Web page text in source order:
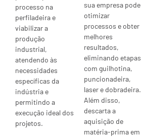
processo na
perfiladeira e
viabilizar a
produção
industrial,
atendendo às
necessidades
específicas da
indústria e
permitindo a
execução ideal dos
projetos.
sua empresa pode
otimizar
processos e obter
melhores
resultados,
eliminando etapas
com guilhotina,
puncionadeira,
laser e dobradeira.
Além disso,
descarta a
aquisição de
matéria-prima em